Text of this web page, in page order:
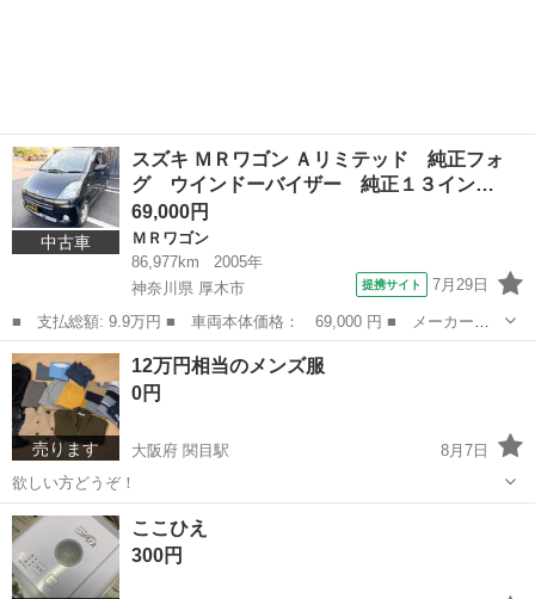
中古車
スズキ ＭＲワゴン Ａリミテッド 純正フォ
グ ウインドーバイザー 純正１３イン…
69,000円
ＭＲワゴン
86,977km
2005年
神奈川県 厚木市
提携サイト 7月29日
■ 支払総額: 9.9万円 ■ 車両本体価格： 69,000 円 ■ メーカー
名： スズキ ■ 車種名： ＭＲワゴン ■ グレード名： Ａリミテ
ッド 純正フォグ ウインドーバイザー 純正１３インチアルミ リ
アスポイラー ク...
神奈川 厚木市 ＭＲワゴン
売ります
12万円相当のメンズ服
0円
大阪府 関目駅
8月7日
欲しい方どうぞ！
大阪 大阪市 関目駅
ここひえ
300円